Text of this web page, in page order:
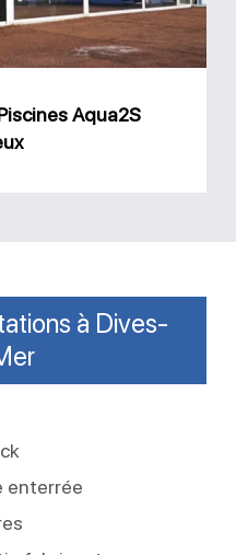
Aqua2S
à Dives-
enterrée